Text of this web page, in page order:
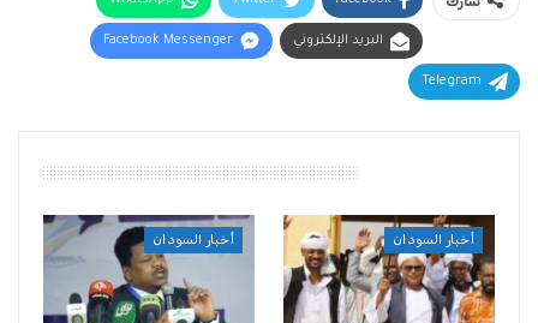
البريد الإلكتروني Facebook Messenger
Telegram
أخبار السودان أخبار السودان